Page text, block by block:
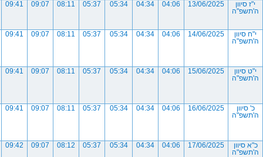
י"ז סיוון
ה'תשפ"ה
13/06/2025
04:06
04:34
05:34
05:37
08:11
09:07
09:41
י"ח סיוון
ה'תשפ"ה
14/06/2025
04:06
04:34
05:34
05:37
08:11
09:07
09:41
י"ט סיוון
ה'תשפ"ה
15/06/2025
04:06
04:34
05:34
05:37
08:11
09:07
09:41
כ' סיוון
ה'תשפ"ה
16/06/2025
04:06
04:34
05:34
05:37
08:11
09:07
09:41
כ"א סיוון
ה'תשפ"ה
17/06/2025
04:06
04:34
05:34
05:37
08:12
09:07
09:42